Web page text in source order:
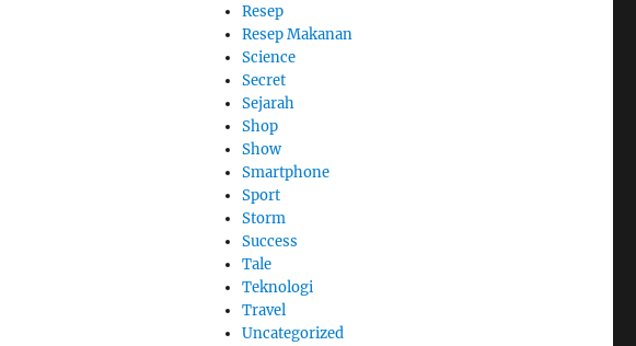
Resep
Resep Makanan
Science
Secret
Sejarah
Shop
Show
Smartphone
Sport
Storm
Success
Tale
Teknologi
Travel
Uncategorized